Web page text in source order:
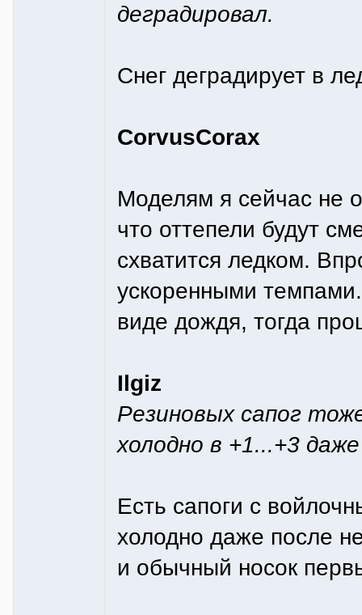
деградировал.
Снег деградирует в
CorvusCorax
Моделям я сейчас не
что оттепели будут
схватится ледком.
ускоренными
виде дождя, тогда
Ilgiz
Резиновых сапог
холодно в +1...+3
Есть сапоги с
холодно даже после
и обычный носок